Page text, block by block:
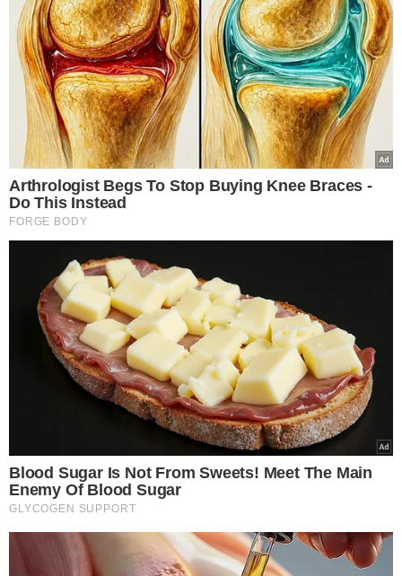
TÓPICOS
DIA DA CONSCIÊNCIA NEGRA
FERIADOS NACIONAIS
CORPUS CHRISTI
FERIADOS 2024
FERIADOS PROLONGADOS
VEJA TAMBÉM
MERCADO PARALELO
Como peça de 500 kg fez
o crime mirar os carros
elétricos no Brasil